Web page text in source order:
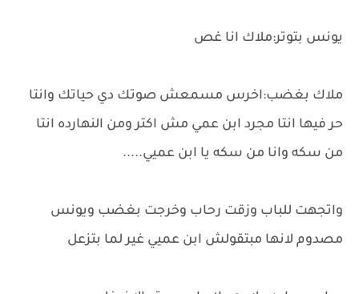
يونس بتوتر:ملاك انا غص
ملاك بغضب:اخرس مسمعش صوتك دي حياتك وانتا
حر فيها انتا مجرد ابن عمي مش اكتر ومن النهارده انتا
من سكه وانا من سكه يا ابن عميي.....
واتجهت للباب وزقت رحاب وخرجت بغضب ويونس
مصدوم لانها مبتقولش ابن عميي غير لما بتزعل